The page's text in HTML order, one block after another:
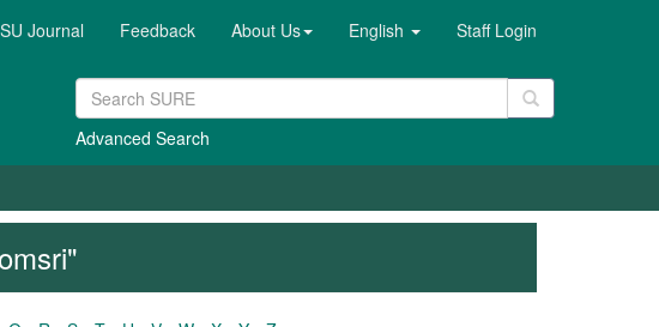
SU Journal Feedback About Us English Staff Login
Advanced Search